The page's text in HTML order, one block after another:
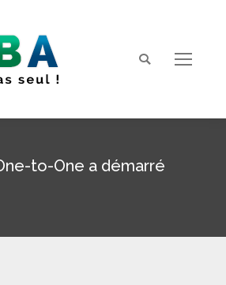
Search:
to-One a démarré